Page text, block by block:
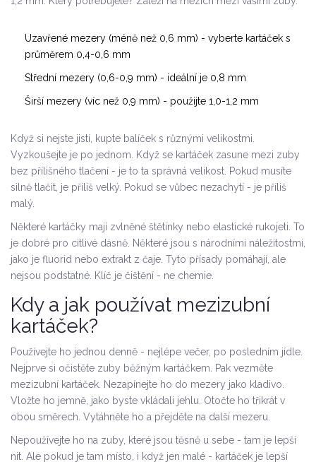
Uzavřené mezery (méně než 0,6 mm) - vyberte kartáček s
průměrem 0,4-0,6 mm
Střední mezery (0,6-0,9 mm) - ideální je 0,8 mm
Širší mezery (víc než 0,9 mm) - použijte 1,0-1,2 mm
Když si nejste jistí, kupte balíček s různými velikostmi.
Vyzkoušejte je po jednom. Když se kartáček zasune mezi zuby
bez přílišného tlačení - je to ta správná velikost. Pokud musíte
silně tlačit, je příliš velký. Pokud se vůbec nezachytí - je příliš
malý.
Některé kartáčky mají zvlněné štětinky nebo elastické rukojeti. To
je dobré pro citlivé dásně. Některé jsou s národními náležitostmi,
jako je fluorid nebo extrakt z čaje. Tyto přísady pomáhají, ale
nejsou podstatné. Klíč je čištění - ne chemie.
Kdy a jak používat mezizubní
kartáček?
Používejte ho jednou denně - nejlépe večer, po posledním jídle.
Nejprve si očistěte zuby běžným kartáčkem. Pak vezměte
mezizubní kartáček. Nezapínejte ho do mezery jako kladivo.
Vložte ho jemně, jako byste vkládali jehlu. Otočte ho třikrát v
obou směrech. Vytáhněte ho a přejděte na další mezeru.
Nepoužívejte ho na zuby, které jsou těsně u sebe - tam je lepší
nit. Ale pokud je tam místo, i když jen malé - kartáček je lepší